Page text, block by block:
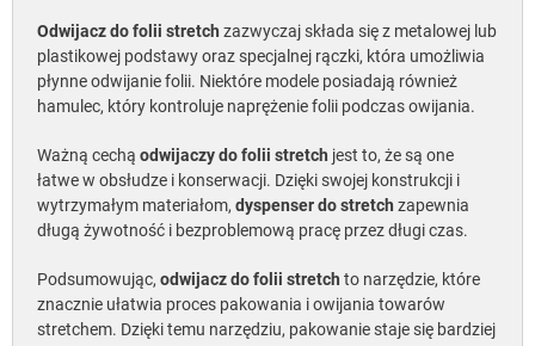
Odwijacz do folii stretch zazwyczaj składa się z metalowej lub
plastikowej podstawy oraz specjalnej rączki, która umożliwia
płynne odwijanie folii. Niektóre modele posiadają również
hamulec, który kontroluje naprężenie folii podczas owijania.
Ważną cechą odwijaczy do folii stretch jest to, że są one
łatwe w obsłudze i konserwacji. Dzięki swojej konstrukcji i
wytrzymałym materiałom, dyspenser do stretch zapewnia
długą żywotność i bezproblemową pracę przez długi czas.
Podsumowując, odwijacz do folii stretch to narzędzie, które
znacznie ułatwia proces pakowania i owijania towarów
stretchem. Dzięki temu narzędziu, pakowanie staje się bardziej